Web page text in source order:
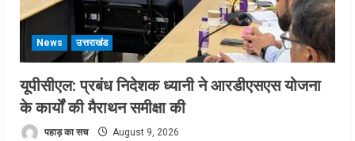
News उत्तराखंड
यूपीसीएल: प्रबंध निदेशक ध्यानी ने आरडीएसएस योजना
के कार्यों की मैराथन समीक्षा की
पहाड़ का सच August 9, 2026